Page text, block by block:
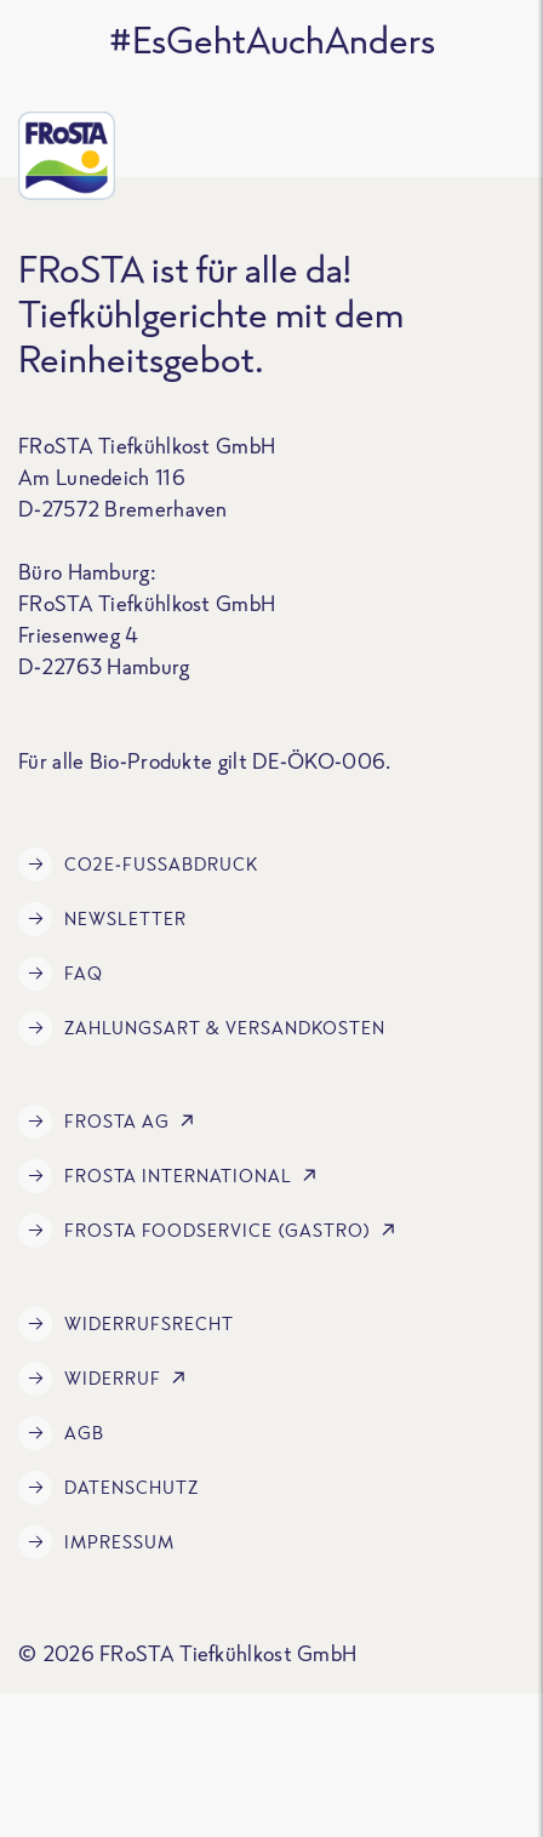
#EsGehtAuchAnders
FRoSTA ist für alle da!
Tiefkühlgerichte mit dem
Reinheitsgebot.
FRoSTA Tiefkühlkost GmbH
Am Lunedeich 116
D-27572 Bremerhaven
Büro Hamburg:
FRoSTA Tiefkühlkost GmbH
Friesenweg 4
D-22763 Hamburg
Für alle Bio-Produkte gilt DE-ÖKO-006.
CO2E-FUSSABDRUCK
NEWSLETTER
FAQ
ZAHLUNGSART & VERSANDKOSTEN
FROSTA AG
FROSTA INTERNATIONAL
FROSTA FOODSERVICE (GASTRO)
WIDERRUFSRECHT
WIDERRUF
AGB
DATENSCHUTZ
IMPRESSUM
© 2026 FRoSTA Tiefkühlkost GmbH